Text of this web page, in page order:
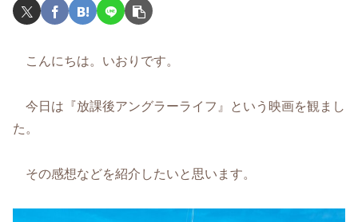
こんにちは。いおりです。
今日は『放課後アングラーライフ』という映画を観まし
た。
その感想などを紹介したいと思います。